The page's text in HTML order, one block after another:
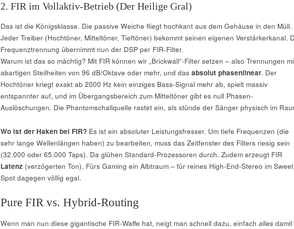
2. FIR im Vollaktiv-Betrieb (Der Heilige Gral)
Das ist die Königsklasse. Die passive Weiche fliegt hochkant aus dem Gehäuse in den Müll.
Jeder Treiber (Hochtöner, Mitteltöner, Tieftöner) bekommt seinen eigenen Verstärkerkanal.
Frequenztrennung übernimmt nun der DSP per FIR-Filter.
Warum ist das so mächtig? Mit FIR können wir „Brickwall“-Filter setzen – also Trennungen
abartigen Steilheiten von 96 dB/Oktave oder mehr, und das absolut phasenlinear. Der
Hochtöner kriegt exakt ab 2000 Hz kein einziges Bass-Signal mehr ab, spielt massiv
entspannter auf, und im Übergangsbereich zum Mitteltöner gibt es null Phasen-
Auslöschungen. Die Phantomschallquelle rastet ein, als stünde der Sänger physisch im
Wo ist der Haken bei FIR?Es ist ein absoluter Leistungsfresser. Um tiefe Frequenzen (die
sehr lange Wellenlängen haben) zu bearbeiten, muss das Zeitfenster des Filters riesig sein
(32.000 oder 65.000 Taps). Da glühen Standard-Prozessoren durch. Zudem erzeugt FIR
Latenz(verzögerten Ton). Fürs Gaming ein Albtraum – für reines High-End-Stereo im Sweet
Spot dagegen völlig egal.
Pure FIR vs. Hybrid-Routing
Wenn man nun diese gigantische FIR-Waffe hat, neigt man schnell dazu, einfach allesdamit